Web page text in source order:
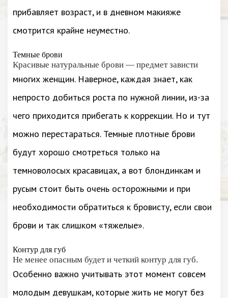
прибавляет возраст, и в дневном макияже
смотрится крайне неуместно.
Темные брови
Красивые натуральные брови — предмет зависти
многих женщин. Наверное, каждая знает, как
непросто добиться роста по нужной линии, из-за
чего приходится прибегать к коррекции. Но и тут
можно перестараться. Темные плотные брови
будут хорошо смотреться только на
темноволосых красавицах, а вот блондинкам и
русым стоит быть очень осторожными и при
необходимости обратиться к бровисту, если свои
брови и так слишком «тяжелые».
Контур для губ
Не менее опасным будет и четкий контур для губ.
Особенно важно учитывать этот момент совсем
молодым девушкам, которые жить не могут без